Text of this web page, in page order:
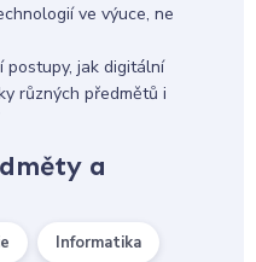
ve výuce, ne
postupy, jak digitální
různých předmětů i
a
Informatika